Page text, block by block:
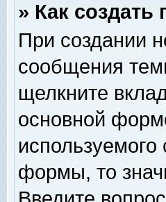
» Как создать
При создании
сообщения
щелкните
основной
формы, то